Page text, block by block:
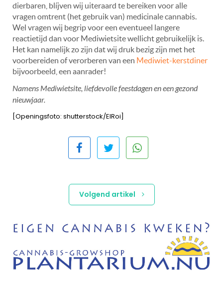
dierbaren, blíjven wij uiteraard te bereiken voor alle
vragen omtrent (het gebruik van) medicinale cannabis.
Wel vragen wij begrip voor een eventueel langere
reactietijd dan voor Mediwietsite wellicht gebruikelijk is.
Het kan namelijk zo zijn dat wij druk bezig zijn met het
voorbereiden of verorberen van een Mediwiet-kerstdiner
bijvoorbeeld, een aanrader!
Namens Mediwietsite, liefdevolle feestdagen en een gezond
nieuwjaar.
[Openingsfoto: shutterstock/ElRoi]
Volgend artikel